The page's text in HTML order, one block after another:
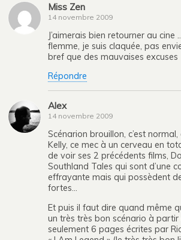
Miss Zen
14 novembre 2009
J’aimerais bien retourner au cine
flemme, je suis claquée, pas
bref que des mauvaises excuses
Répondre
Alex
14 novembre 2009
Scénarion brouillon, c’est normal,
Kelly, ce mec à un cerveau en
de voir ses 2 précédents films,
Southland Tales qui sont d’une
effrayante mais qui possèdent
fortes…
Et puis il faut dire quand même
un très très bon scénario à partir
seulement 6 pages écrites par